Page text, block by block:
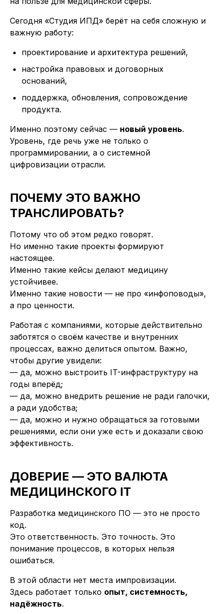
Сегодня «Студия ИПД» берёт на себя сложную и
важную работу:
проектирование и архитектура решений,
настройка правовых и договорных
оснований,
поддержка, обновления, сопровождение
продукта.
Именно поэтому сейчас — новый уровень.
Уровень, где речь уже не только о
программировании, а о системной
цифровизации отрасли.
ПОЧЕМУ ЭТО ВАЖНО
ТРАНСЛИРОВАТЬ?
Потому что об этом редко говорят.
Но именно такие проекты формируют
настоящее.
Именно такие кейсы делают медицину
устойчивее.
Именно такие новости — не про «инфоповоды»,
а про ценности.
Работая с компаниями, которые действительно
заботятся о своём качестве и внутренних
процессах, важно делиться опытом. Важно,
чтобы другие увидели:
— да, можно выстроить IT-инфраструктуру на
годы вперёд;
— да, можно внедрить решение не ради галочки,
а ради удобства;
— да, можно и нужно обращаться за готовыми
решениями, если они уже есть и доказали свою
эффективность.
ДОВЕРИЕ — ЭТО ВАЛЮТА
МЕДИЦИНСКОГО IT
Разработка медицинского ПО — это не просто
код.
Это ответственность. Это точность. Это
понимание процессов, в которых нельзя
ошибаться.
В этой области нет места импровизации.
Здесь работает только опыт, системность,
надёжность.